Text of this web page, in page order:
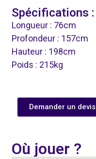
Spécifications :
Longueur : 76cm
Profondeur : 157cm
Hauteur : 198cm
Poids : 215kg
Demander un devis
Où jouer ?